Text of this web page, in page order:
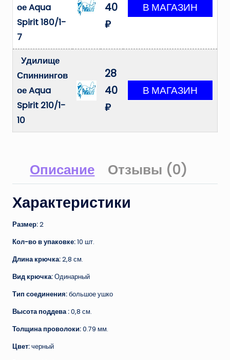
ое Aqua
Spirit 180/1-
7
40
₽
Удилище
Спиннингов
ое Aqua
Spirit 210/1-
10
28
40
₽
Описание Отзывы (0)
Характеристики
Размер:2
Кол-во в упаковке:10 шт.
Длина крючка:2,8 см.
Вид крючка:Одинарный
Тип соединения:большое ушко
Высота поддева :0,8 см.
Толщина проволоки:0.79 мм.
Цвет:черный